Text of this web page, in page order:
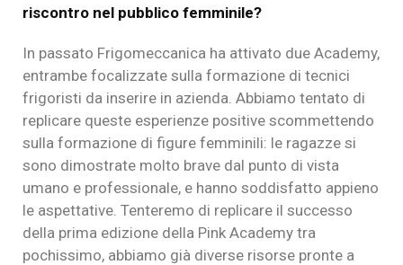
riscontro nel pubblico femminile?
In passato Frigomeccanica ha attivato due Academy,
entrambe focalizzate sulla formazione di tecnici
frigoristi da inserire in azienda. Abbiamo tentato di
replicare queste esperienze positive scommettendo
sulla formazione di figure femminili: le ragazze si
sono dimostrate molto brave dal punto di vista
umano e professionale, e hanno soddisfatto appieno
le aspettative. Tenteremo di replicare il successo
della prima edizione della Pink Academy tra
pochissimo, abbiamo già diverse risorse pronte a